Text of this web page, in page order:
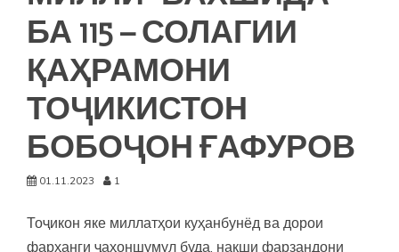
БА 115 – СОЛАГИИ
ҚАҲРАМОНИ
ТОҶИКИСТОН
БОБОҶОН ҒАФУРОВ
01.11.2023 1
Тоҷикон яке миллатҳои куҳанбунёд ва дорои
фарҳанги ҷаҳоншумул буда, нақши фарзандони